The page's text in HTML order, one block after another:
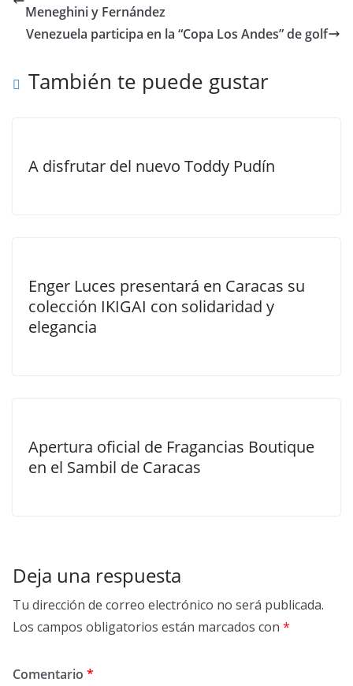
Meneghini y Fernández
Venezuela participa en la “Copa Los Andes” de golf
También te puede gustar
A disfrutar del nuevo Toddy Pudín
Enger Luces presentará en Caracas su
colección IKIGAI con solidaridad y
elegancia
Apertura oficial de Fragancias Boutique
en el Sambil de Caracas
Deja una respuesta
Tu dirección de correo electrónico no será publicada.
Los campos obligatorios están marcados con *
Comentario *